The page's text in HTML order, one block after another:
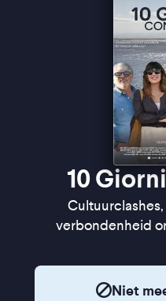
10
verbondenheid
Niet